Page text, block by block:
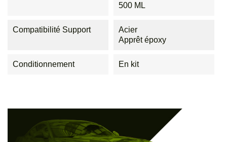
500 ML
Compatibilité Support
Acier
Apprêt époxy
Conditionnement En kit